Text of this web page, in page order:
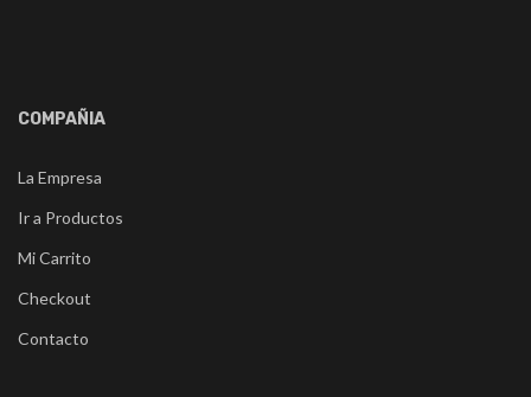
COMPAÑIA
La Empresa
Ir a Productos
Mi Carrito
Checkout
Contacto